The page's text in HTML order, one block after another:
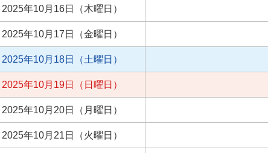
2025年10月16日（木曜日）
2025年10月17日（金曜日）
2025年10月18日（土曜日）
2025年10月19日（日曜日）
2025年10月20日（月曜日）
2025年10月21日（火曜日）